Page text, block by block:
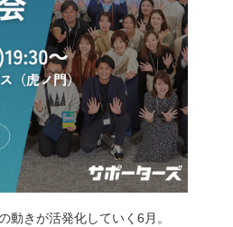
動きが活発化していく6月。